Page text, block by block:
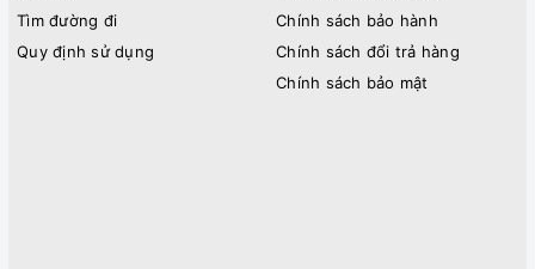
Tìm đường đi
Quy định sử dụng
Chính sách bảo hành
Chính sách đổi trả hàng
Chính sách bảo mật